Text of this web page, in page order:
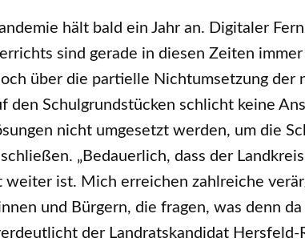
hält bald ein Jahr an. Digitaler
sind gerade in diesen Zeiten
über die partielle Nichtumsetzung der
den Schulgrundstücken schlicht keine
nicht umgesetzt werden, um die
„Bedauerlich, dass der
weiter ist. Mich erreichen zahlreiche
und Bürgern, die fragen, was denn
der Landratskandidat Hersfeld-